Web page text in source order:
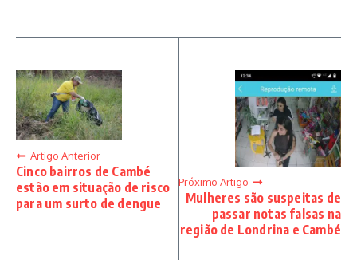
Artigo Anterior
Cinco bairros de Cambé
estão em situação de risco
para um surto de dengue
Próximo Artigo
Mulheres são suspeitas de
passar notas falsas na
região de Londrina e Cambé